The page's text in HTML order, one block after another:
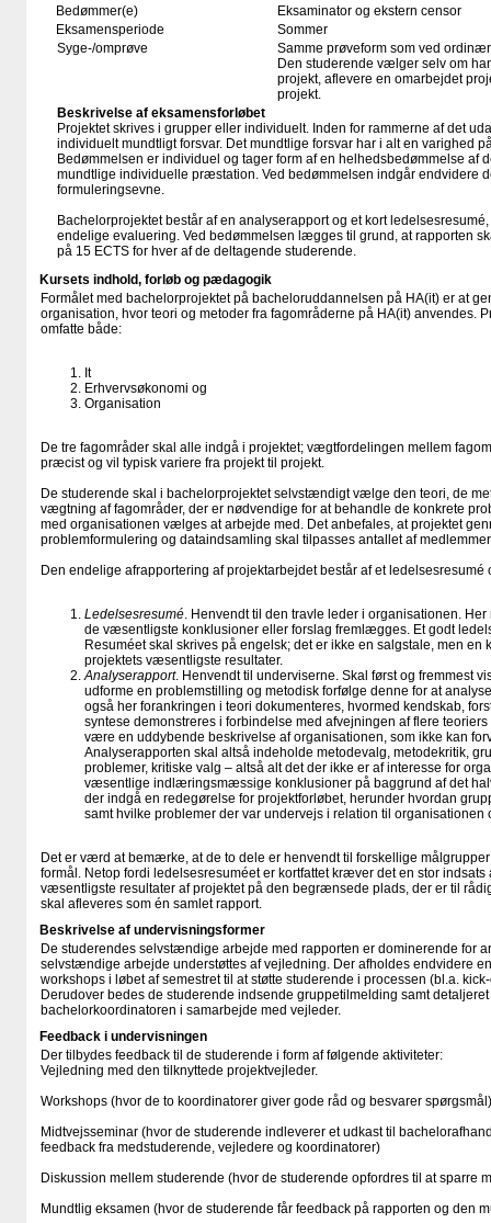
Bedømmer(e)
Eksaminator og ekstern censor
Eksamensperiode
Sommer
Syge-/omprøve
Samme prøveform som ved
Den studerende vælger selv om
projekt, aflevere en omarbejdet
projekt.
Beskrivelse af eksamensforløbet
Projektet skrives i grupper eller individuelt. Inden for rammerne af det
individuelt mundtligt forsvar. Det mundtlige forsvar har i alt en varighed
Bedømmelsen er individuel og tager form af en helhedsbedømmelse af
mundtlige individuelle præstation. Ved bedømmelsen indgår endvidere
formuleringsevne.
Bachelorprojektet består af en analyserapport og et kort
endelige evaluering. Ved bedømmelsen lægges til grund, at rapporten
på 15 ECTS for hver af de deltagende studerende.
Kursets indhold, forløb og pædagogik
Formålet med bachelorprojektet på bacheloruddan­nelsen på HA(it) er at
organisation, hvor teori og metoder fra fagområderne på HA(it) anvendes.
omfatte både:
It
Erhvervsøkonomi og
Organisation
De tre fagområder skal alle indgå i projektet; vægtfordelingen mellem
præcist og vil typisk variere fra projekt til projekt.
De studerende skal i bachelorprojektet selvstændigt vælge den teori, de
vægtning af fagområder, der er nød­vendige for at behandle de konkrete
med organisationen væl­ges at arbejde med. Det anbefales, at projektet
problemformulering og data­indsamling skal tilpasses antallet af
Den endelige afrapportering af projektarbejdet består af et ledelsesresumé
Ledelsesresumé. Henvendt til den travle leder i organisationen.
de væsentligste konklusioner eller forslag fremlægges. Et godt
Resuméet skal skrives på engelsk; det er ikke en salgstale, men en
projektets væsentligste resulta­ter.
Analyserapport. Henvendt til underviserne. Skal først og fremmest
udforme en problemstilling og metodisk forfølge denne for at
også her for­ankringen i teori dokumenteres, hvormed kendskab,
syntese demonstreres i forbindelse med afvejningen af flere
være en uddybende beskrivelse af organisationen, som ikke kan
Ana­lyse­rapporten skal altså indeholde meto­devalg, metode­kritik,
problemer, kritiske valg – altså alt det der ikke er af interesse for
væsentlige indlæringsmæssige kon­klusioner på baggrund af det
der indgå en rede­gørelse for projektforløbet, herunder hvor­dan
samt hvilke problemer der var under­vejs i rela­tion til
Det er værd at bemærke, at de to dele er henvendt til forskellige
formål. Netop fordi ledelsesresuméet er kortfattet kræver det en stor
væsentligste resultater af projektet på den be­grænsede plads, der er til
skal afleveres som én samlet rapport.
Beskrivelse af undervisningsformer
De studerendes selvstændige arbejde med rapporten er dominerende for
selvstændige arbejde understøttes af vejledning. Der afholdes endvidere
workshops i løbet af semestret til at støtte studerende i processen (bl.a.
Derudover bedes de studerende indsende gruppetilmelding samt
bachelorkoordinatoren i samarbejde med vejleder.
Feedback i undervisningen
Der tilbydes feedback til de studerende i form af følgende aktiviteter:
Vejledning med den tilknyttede projektvejleder.
Workshops (hvor de to koordinatorer giver gode råd og besvarer spørgsmål)
Midtvejsseminar (hvor de studerende indleverer et udkast til
feedback fra medstuderende, vejledere og koordinatorer)
Diskussion mellem studerende (hvor de studerende opfordres til at sparre
Mundtlig eksamen (hvor de studerende får feedback på rapporten og den